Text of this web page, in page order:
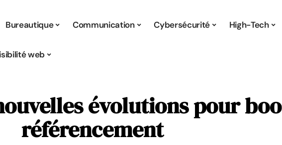
Bureautique Communication Cybersécurité High-Tech
web
évolutions pour
référencement